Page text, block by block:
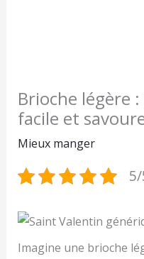
Brioche légère
facile et
Mieux manger
Imagine une brioche